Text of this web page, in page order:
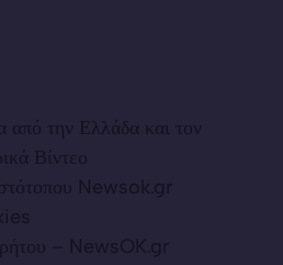
την Ελλάδα και τον
Βίντεο
Newsok.gr
– NewsOK.gr